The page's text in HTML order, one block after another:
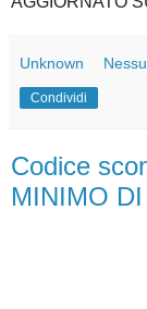
Unknown
Condividi
Codice
MINIMO